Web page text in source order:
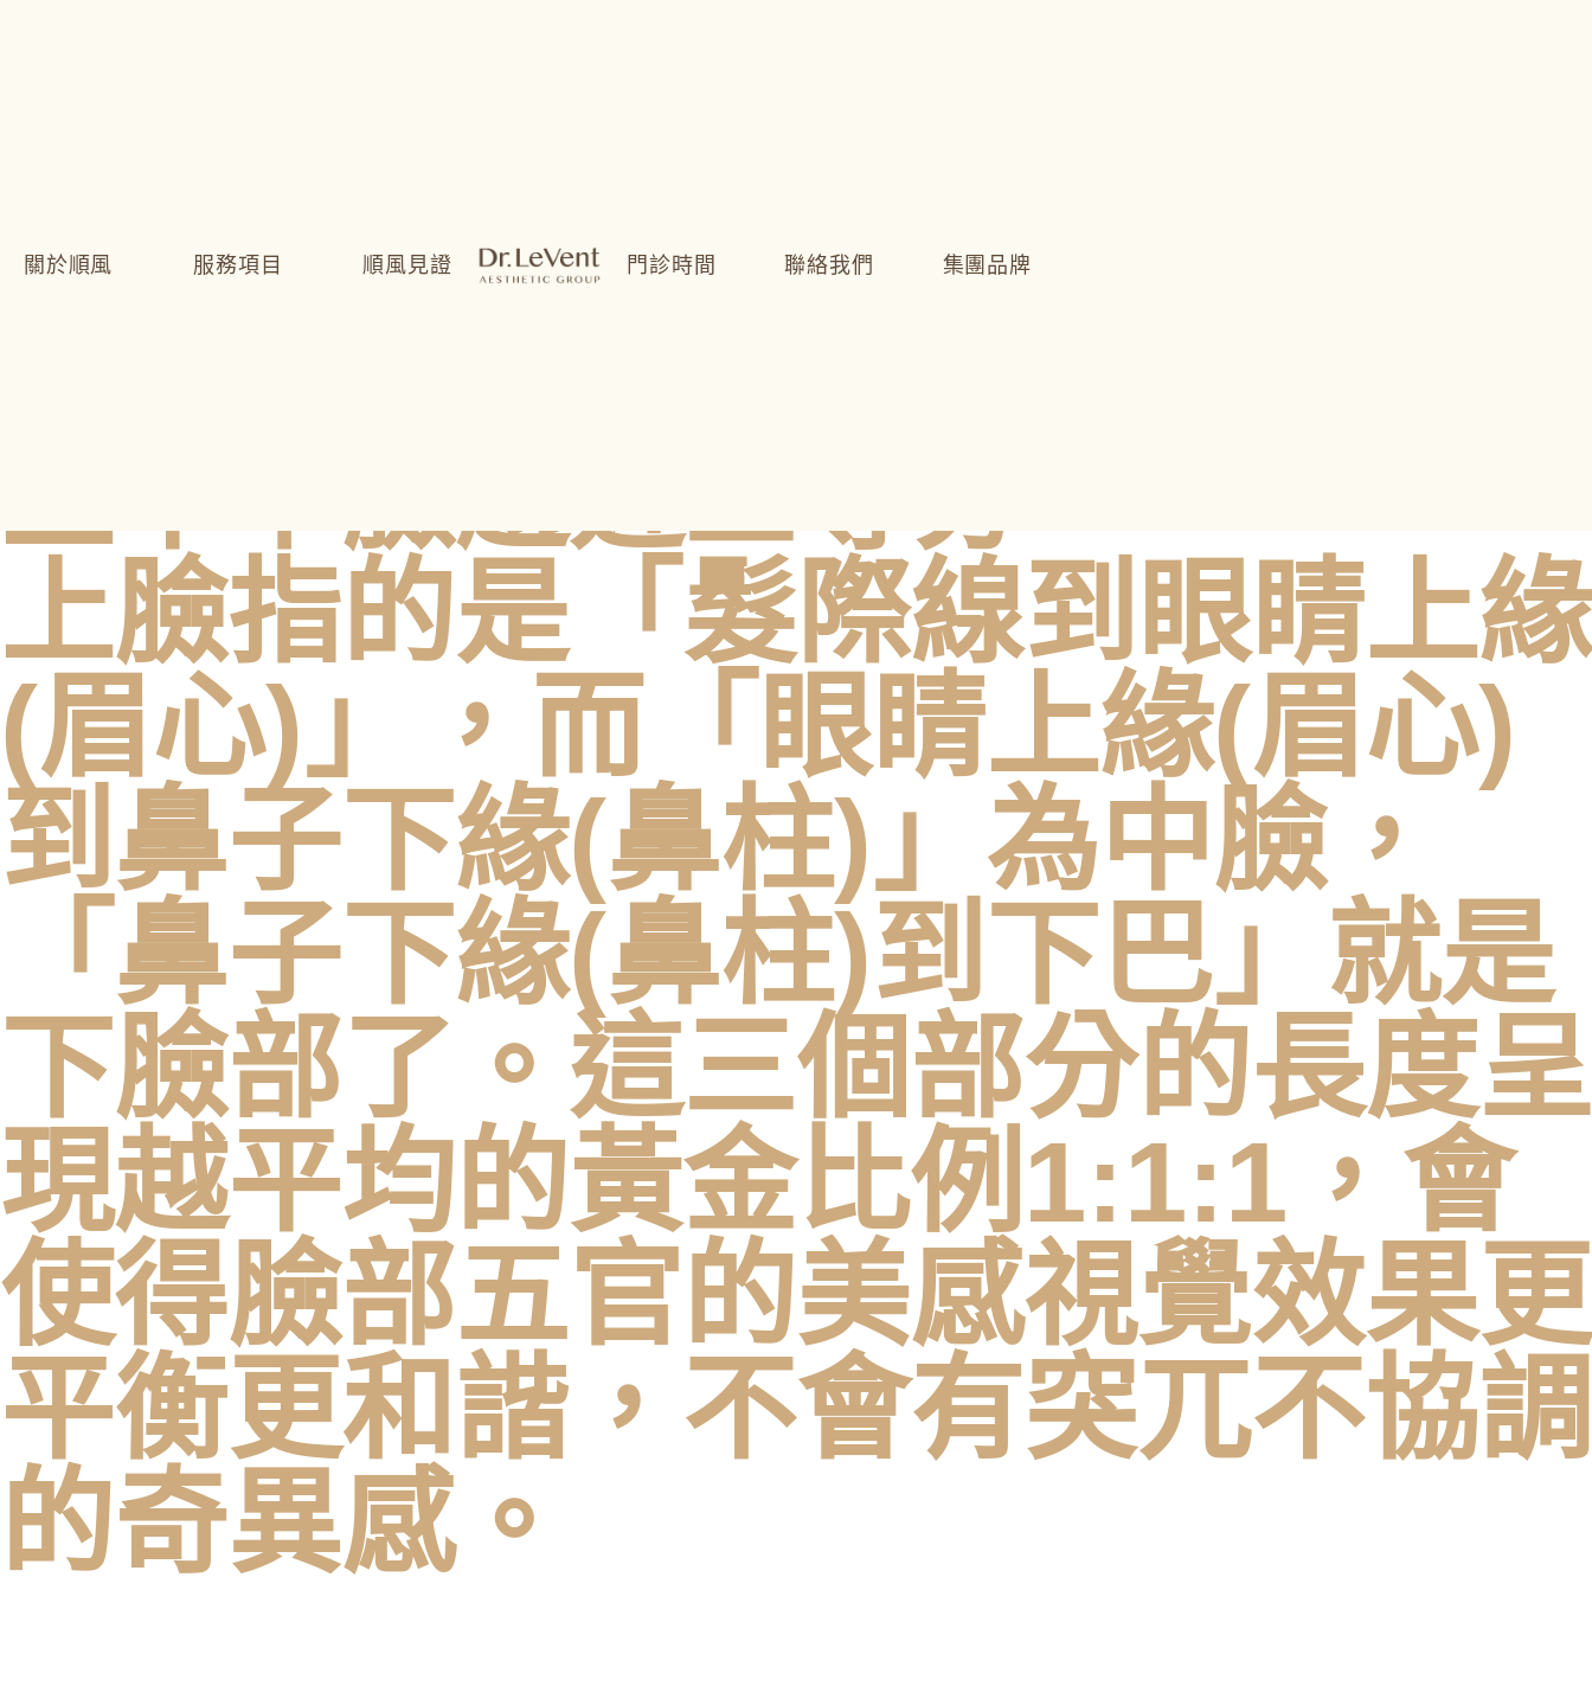
關於順風 服務項目 順風見證 門診時間 聯絡我們 集團品牌
LeVent
上中下臉趨近三等分
上臉指的是「髮際線到眼睛上緣
(眉心)」，而「眼睛上緣(眉心)
到鼻子下緣(鼻柱)」為中臉，
「鼻子下緣(鼻柱)到下巴」就是
下臉部了。這三個部分的長度呈
現越平均的黃金比例1:1:1，會
使得臉部五官的美感視覺效果更
平衡更和諧，不會有突兀不協調
的奇異感。